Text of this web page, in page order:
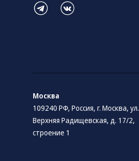
Москва
109240 РФ, Россия, г. Москва, ул.
Верхняя Радищевская, д. 17/2,
строение 1